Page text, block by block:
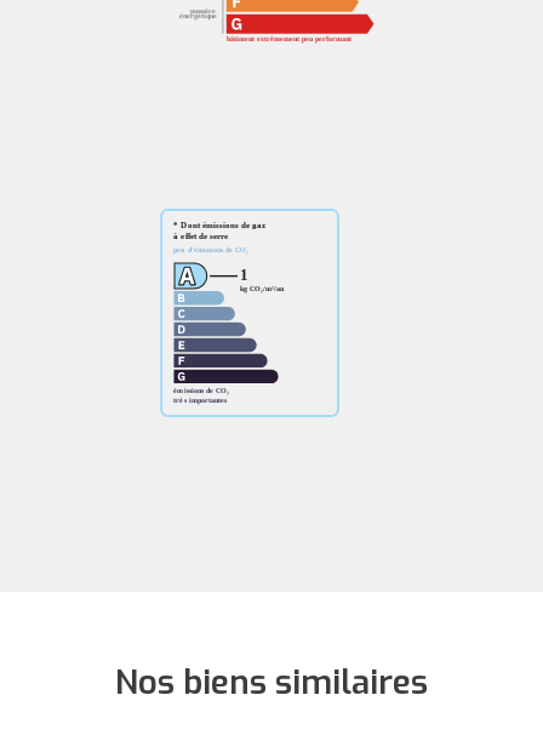
Nos biens similaires